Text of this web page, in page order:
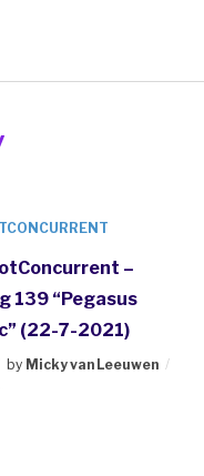
–
139 “Pegasus
(22-7-2021)
by Micky van Leeuwen